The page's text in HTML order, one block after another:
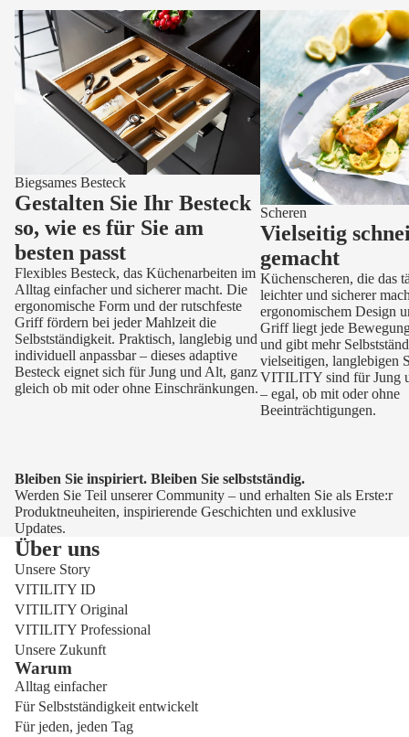
Biegsames Besteck
Biegsames Besteck
Gestalten Sie Ihr Besteck
so, wie es für Sie am
besten passt
Flexibles Besteck, das Küchenarbeiten im
Alltag einfacher und sicherer macht. Die
ergonomische Form und der rutschfeste
Griff fördern bei jeder Mahlzeit die
Selbstständigkeit. Praktisch, langlebig und
individuell anpassbar – dieses adaptive
Besteck eignet sich für Jung und Alt, ganz
gleich ob mit oder ohne Einschränkungen.
Scheren
Scheren
Vielseitig
gemacht
Küchenscheren, die das
leichter und sicherer
ergonomischem Design
Griff liegt jede
und gibt mehr
vielseitigen, langlebigen
VITILITY sind für Jung
– egal, ob mit oder ohne
Beeinträchtigungen.
Bleiben Sie inspiriert. Bleiben Sie selbstständig.
Werden Sie Teil unserer Community – und erhalten Sie als Erste:r
Produktneuheiten, inspirierende Geschichten und exklusive
Updates.
Über uns
Unsere Story
VITILITY ID
VITILITY Original
VITILITY Professional
Unsere Zukunft
Warum
Alltag einfacher
Für Selbstständigkeit entwickelt
Für jeden, jeden Tag